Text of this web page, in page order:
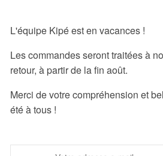
L'équipe Kipé est en vacances !
Les commandes seront traitées à
retour, à partir de la fin août.
Merci de votre compréhension et bel
été à tous !